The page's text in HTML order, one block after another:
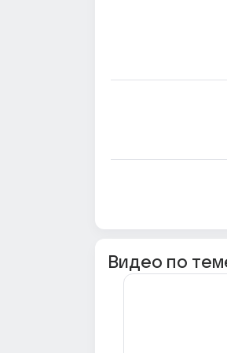
Видео по